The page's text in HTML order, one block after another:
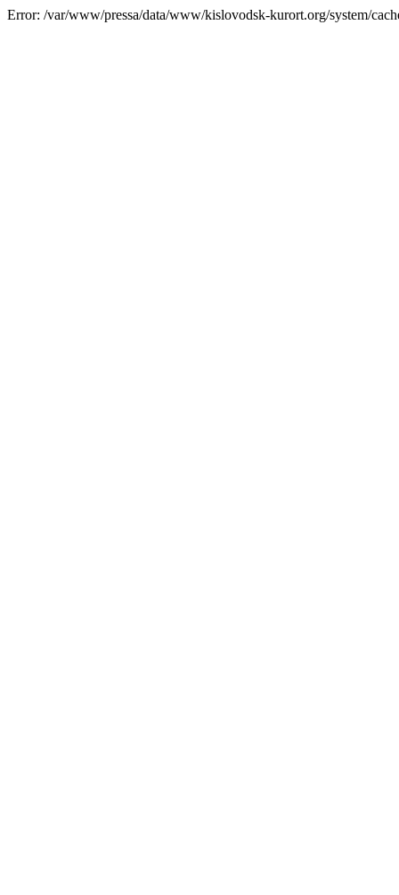
Error: /var/www/pressa/data/www/kislovodsk-kurort.org/system/